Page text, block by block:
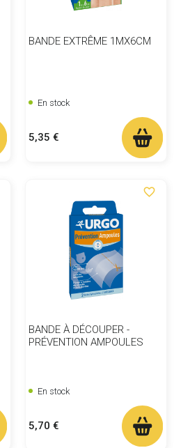
BANDE EXTRÊME 1MX6CM
En stock
Prix
5,35 €
favorite_border
BANDE À DÉCOUPER -
PRÉVENTION AMPOULES
En stock
Prix
5,70 €